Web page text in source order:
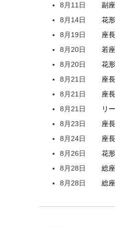
8月11日
副
8月14日
花形
8月19日
座長
8月20日
若
8月20日
花形
8月21日
座長
8月21日
座長
8月21日
リ
8月23日
座長
8月24日
座長
8月26日
花形
8月28日
総
8月28日
総